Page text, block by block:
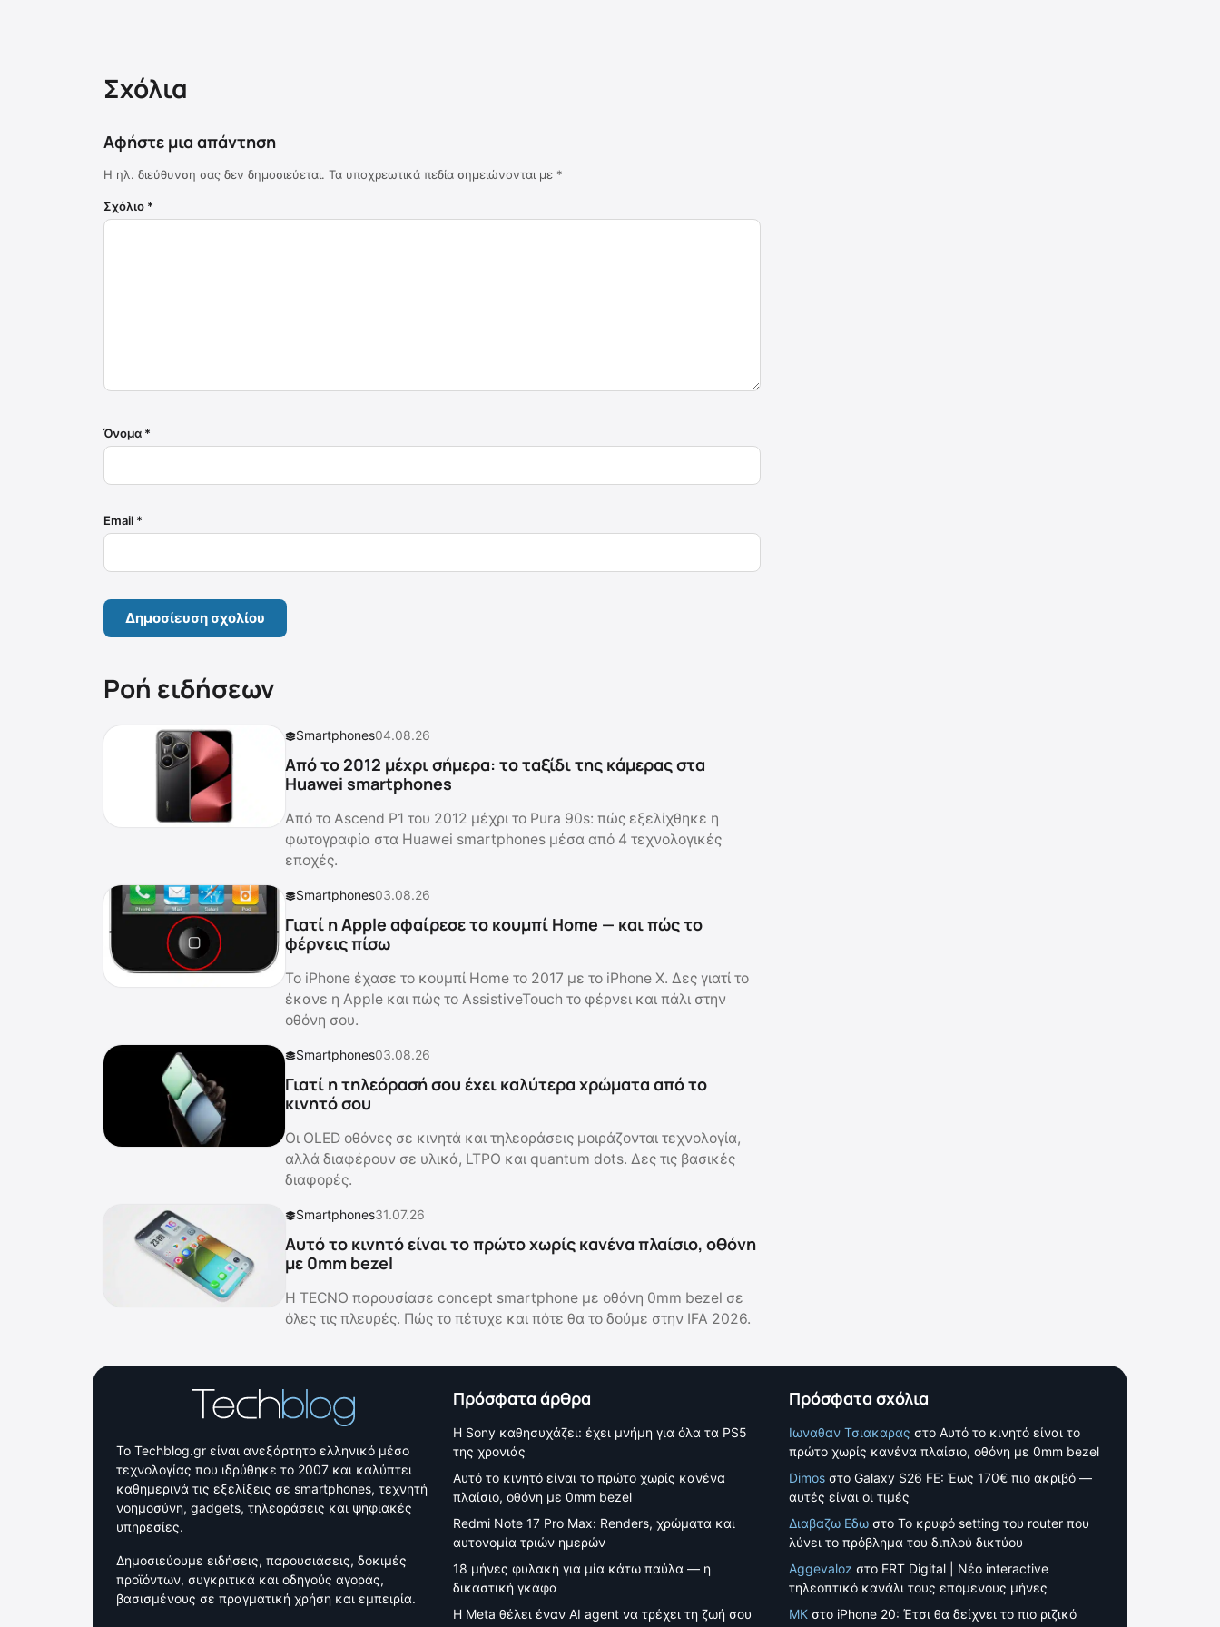
Σχόλια
Αφήστε μια απάντηση
Η ηλ. διεύθυνση σας δεν δημοσιεύεται. Τα υποχρεωτικά πεδία σημειώνονται με *
Σχόλιο *
Όνομα *
Email *
Ροή ειδήσεων
Smartphones04.08.26
Από το 2012 μέχρι σήμερα: το ταξίδι της κάμερας στα
Huawei smartphones
Από το Ascend P1 του 2012 μέχρι το Pura 90s: πώς εξελίχθηκε η
φωτογραφία στα Huawei smartphones μέσα από 4 τεχνολογικές
εποχές.
Smartphones03.08.26
Γιατί η Apple αφαίρεσε το κουμπί Home — και πώς το
φέρνεις πίσω
Το iPhone έχασε το κουμπί Home το 2017 με το iPhone X. Δες γιατί το
έκανε η Apple και πώς το AssistiveTouch το φέρνει και πάλι στην
οθόνη σου.
Smartphones03.08.26
Γιατί η τηλεόρασή σου έχει καλύτερα χρώματα από το
κινητό σου
Οι OLED οθόνες σε κινητά και τηλεοράσεις μοιράζονται τεχνολογία,
αλλά διαφέρουν σε υλικά, LTPO και quantum dots. Δες τις βασικές
διαφορές.
Smartphones31.07.26
Αυτό το κινητό είναι το πρώτο χωρίς κανένα πλαίσιο, οθόνη
με 0mm bezel
Η TECNO παρουσίασε concept smartphone με οθόνη 0mm bezel σε
όλες τις πλευρές. Πώς το πέτυχε και πότε θα το δούμε στην IFA 2026.
Το Techblog.gr είναι ανεξάρτητο ελληνικό μέσο
τεχνολογίας που ιδρύθηκε το 2007 και καλύπτει
καθημερινά τις εξελίξεις σε smartphones, τεχνητή
νοημοσύνη, gadgets, τηλεοράσεις και ψηφιακές
υπηρεσίες.
Δημοσιεύουμε ειδήσεις, παρουσιάσεις, δοκιμές
προϊόντων, συγκριτικά και οδηγούς αγοράς,
βασισμένους σε πραγματική χρήση και εμπειρία.
Πρόσφατα άρθρα
Η Sony καθησυχάζει: έχει μνήμη για όλα τα PS5
της χρονιάς
Αυτό το κινητό είναι το πρώτο χωρίς κανένα
πλαίσιο, οθόνη με 0mm bezel
Redmi Note 17 Pro Max: Renders, χρώματα και
αυτονομία τριών ημερών
18 μήνες φυλακή για μία κάτω παύλα — η
δικαστική γκάφα
Η Meta θέλει έναν AI agent να τρέχει τη ζωή σου
Πρόσφατα σχόλια
Ιωναθαν ΤσιακαραςστοΑυτό το κινητό είναι το
πρώτο χωρίς κανένα πλαίσιο, οθόνη με 0mm bezel
DimosστοGalaxy S26 FE: Έως 170€ πιο ακριβό —
αυτές είναι οι τιμές
Διαβαζω ΕδωστοΤο κρυφό setting του router που
λύνει το πρόβλημα του διπλού δικτύου
Aggevalozστο ERT Digital | Νέο interactive
τηλεοπτικό κανάλι τους επόμενους μήνες
MKστο iPhone 20: Έτσι θα δείχνει το πιο ριζικό